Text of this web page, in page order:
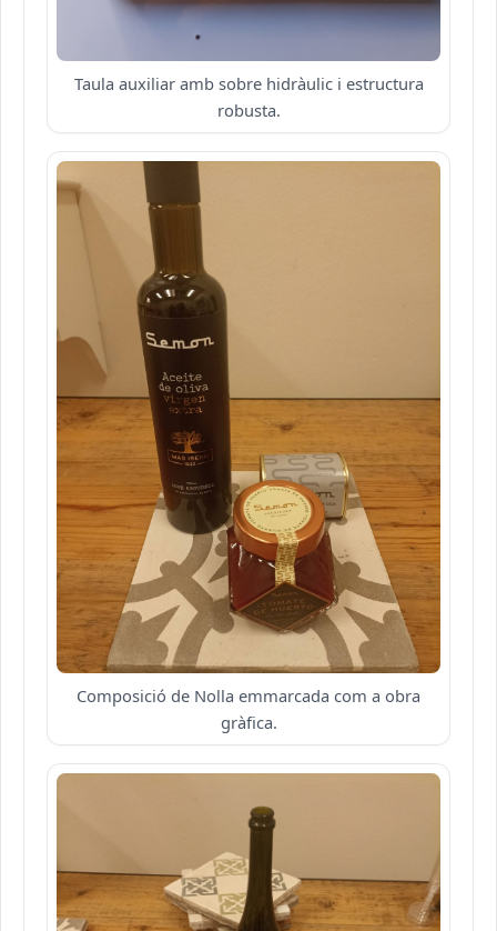
Taula auxiliar amb sobre hidràulic i estructura
robusta.
Composició de Nolla emmarcada com a obra
gràfica.